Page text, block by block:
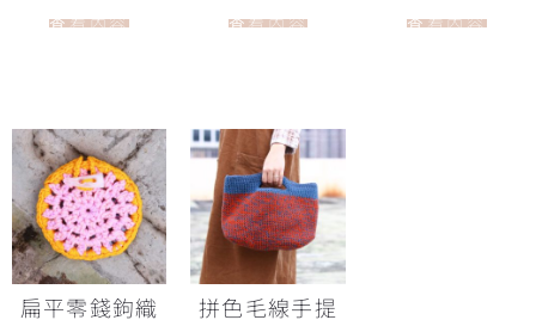
查看內容 查看內容 查看內容
扁平零錢鉤織
拼色毛線手提